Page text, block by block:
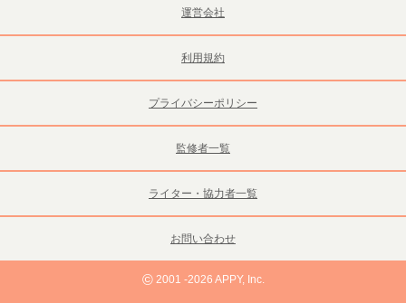
運営会社
利用規約
プライバシーポリシー
監修者一覧
ライター・協力者一覧
お問い合わせ
©2001 -2026 APPY, Inc.